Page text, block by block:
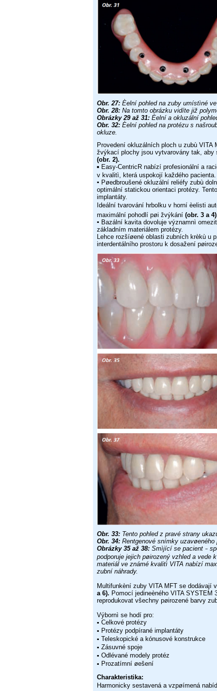
Obr. 27: Èelní pohled na zuby umístìné
Obr. 28: Na tomto obrázku vidíte již
Obrázky 29 až 31: Èelní a okluzální
Obr. 32: Èelní pohled na protézu s
okluze.
Provedení okluzálních ploch u zubù
žvýkací plochy jsou vytvarovány tak,
(obr. 2).
▪ Easy-CentricR nabízí profesionální a
v kvalitì, která uspokojí každého pacienta.
▪ Pøedbroušené okluzální reliéfy zubù
optimální statickou orientaci protézy.
implantáty.
Ideální tvarování hrbolku v horní èelisti
maximální pohodlí pøi žvýkání (obr. 3 a
▪ Bazální kavita dovoluje významnì
základním materiálem protézy.
Lehce rozšíøené oblasti zubních krèkù u
interdentálního prostoru k dosažení
Obr. 33: Tento pohled z pravé strany
Obr. 34: Rentgenové snímky uzavøeného
Obrázky 35 až 38: Smìjící se pacient –
podporuje jejich pøirozený vzhled a vede
materiál ve známé kvalitì VITA nabízí
zubní náhrady.
Multifunkèní zuby VITA MFT se dodávají
a 6). Pomocí jedineèného VITA
reprodukovat všechny pøirozené barvy
Výbornì se hodí pro:
▪ Celkové protézy
▪ Protézy podpírané implantáty
▪ Teleskopické a kónusové konstrukce
▪ Zásuvné spoje
▪ Odlévané modely protéz
▪ Prozatímní øešení
Charakteristika:
Harmonicky sestavená a vzpøímená